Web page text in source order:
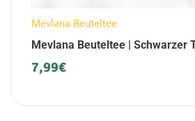
Mevlana Beuteltee
Mevlana Beuteltee | Schwarzer
Luxusmischung | 100er Packung
7,99€